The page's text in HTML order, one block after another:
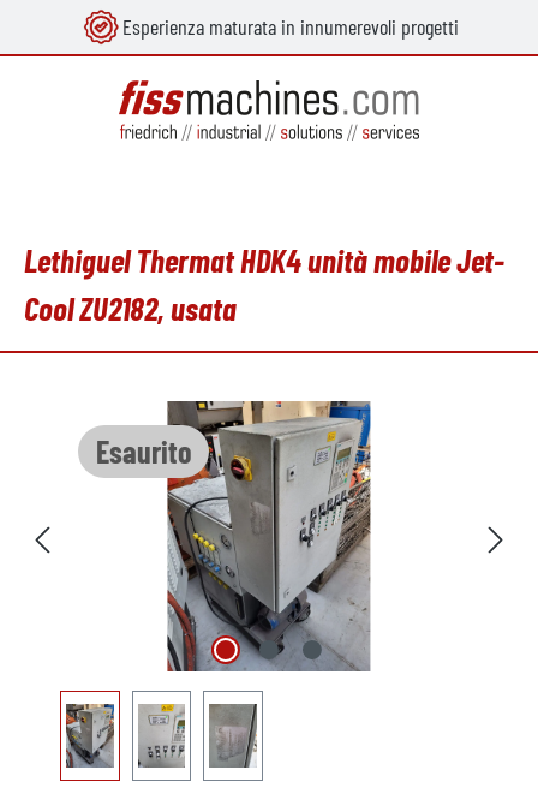
principale Esperienza maturata in innumerevoli progetti
Lethiguel Thermat HDK4 unità mobile Jet-
Cool ZU2182, usata
Esaurito
Salta la galleria di immagini